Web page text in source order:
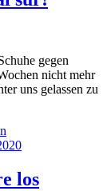
gegen
nicht mehr
uns gelassen zu
los